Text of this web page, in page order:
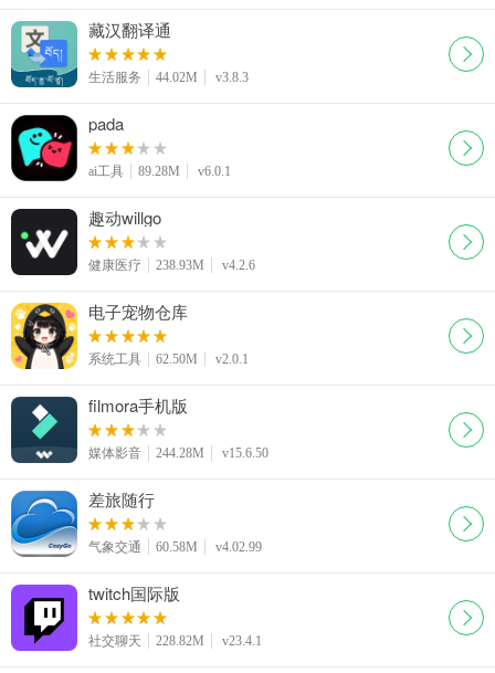
藏汉翻译通
生活服务 44.02M v3.8.3
pada
ai工具 89.28M v6.0.1
趣动willgo
健康医疗 238.93M v4.2.6
电子宠物仓库
系统工具 62.50M v2.0.1
filmora手机版
媒体影音 244.28M v15.6.50
差旅随行
气象交通 60.58M v4.02.99
twitch国际版
社交聊天 228.82M v23.4.1